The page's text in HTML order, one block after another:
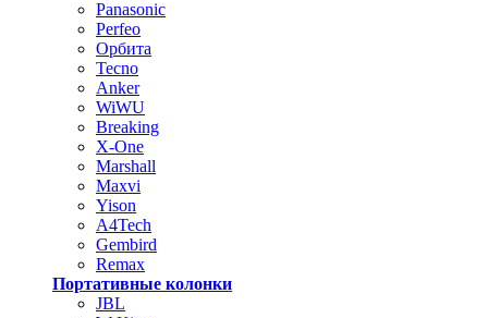
Panasonic
Perfeo
Орбита
Tecno
Anker
WiWU
Breaking
X-One
Marshall
Maxvi
Yison
A4Tech
Gembird
Remax
Портативные колонки
JBL